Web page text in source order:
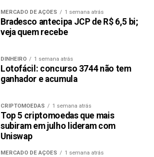
MERCADO DE AÇÕES 1 semana atrás
Bradesco antecipa JCP de R$ 6,5 bi;
veja quem recebe
DINHEIRO 1 semana atrás
Lotofácil: concurso 3744 não tem
ganhador e acumula
CRIPTOMOEDAS 1 semana atrás
Top 5 criptomoedas que mais
subiram em julho lideram com
Uniswap
MERCADO DE AÇÕES 1 semana atrás